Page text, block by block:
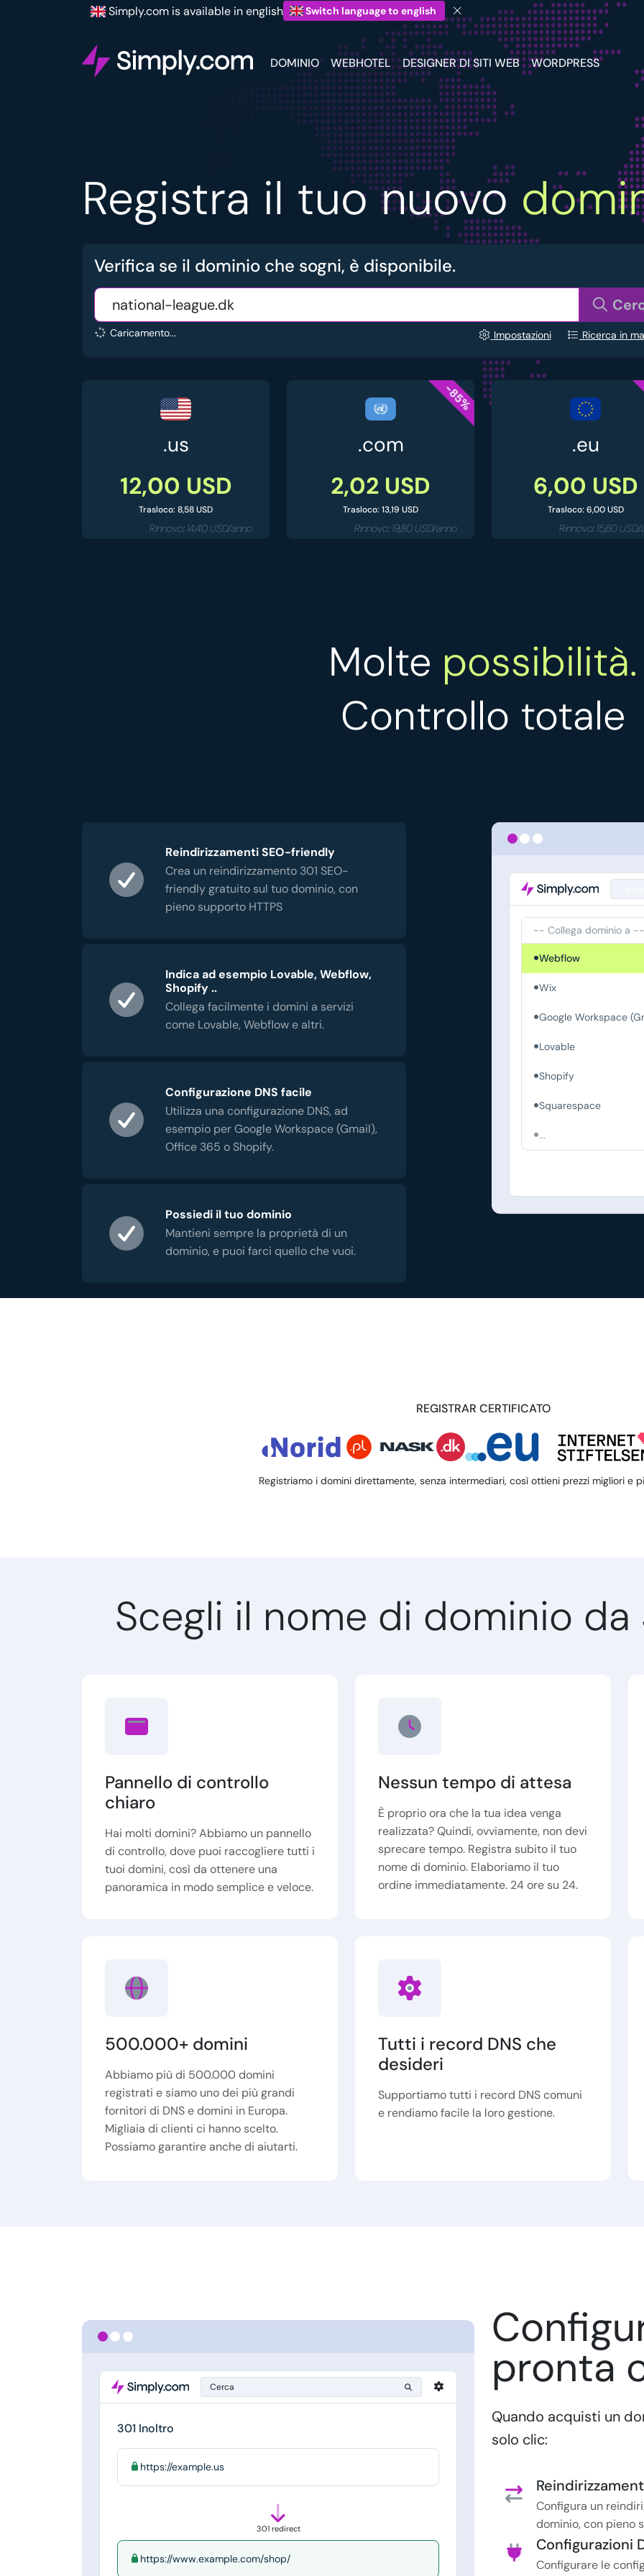
Simply.com is available in english Switch language to english
DOMINIO WEBHOTEL DESIGNER DI SITI WEB WORDPRESS
Registra il tuo nuovo
Verifica se il dominio che sogni, è disponibile.
Caricamento... Impostazioni Ricerca in
.us
12,00 USD
Trasloco: 8,58 USD
Rinnovo: 14,40 USD/anno
-85%
.com
2,02 USD
Trasloco: 13,19 USD
Rinnovo: 19,80 USD/anno
.eu
6,00 USD
Trasloco: 6,00 USD
Rinnovo: 15,60
Molte possibilità.
Controllo totale
Reindirizzamenti SEO-friendly
Crea un reindirizzamento 301 SEO-
friendly gratuito sul tuo dominio, con
pieno supporto HTTPS
Indica ad esempio Lovable, Webflow,
Shopify ..
Collega facilmente i domini a servizi
come Lovable, Webflow e altri.
Configurazione DNS facile
Utilizza una configurazione DNS, ad
esempio per Google Workspace (Gmail),
Office 365 o Shopify.
Possiedi il tuo dominio
Mantieni sempre la proprietà di un
dominio, e puoi farci quello che vuoi.
-- Collega dominio a --
Webflow
Wix
Google Workspace
Lovable
Shopify
Squarespace
...
REGISTRAR CERTIFICATO
Registriamo i domini direttamente, senza intermediari, così ottieni prezzi migliori e
Scegli il nome di dominio da
Pannello di controllo
chiaro
Hai molti domini? Abbiamo un pannello
di controllo, dove puoi raccogliere tutti i
tuoi domini, così da ottenere una
panoramica in modo semplice e veloce.
Nessun tempo di attesa
È proprio ora che la tua idea venga
realizzata? Quindi, ovviamente, non devi
sprecare tempo. Registra subito il tuo
nome di dominio. Elaboriamo il tuo
ordine immediatamente. 24 ore su 24.
500.000+ domini
Abbiamo più di 500.000 domini
registrati e siamo uno dei più grandi
fornitori di DNS e domini in Europa.
Migliaia di clienti ci hanno scelto.
Possiamo garantire anche di aiutarti.
Tutti i record DNS che
desideri
Supportiamo tutti i record DNS comuni
e rendiamo facile la loro gestione.
Cerca
301 Inoltro
https://example.us
301 redirect
https://www.example.com/shop/
pronta
Quando acquisti un
solo clic:
Configura un
dominio, con pieno
Configurazioni
Configurare le